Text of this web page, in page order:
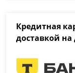
Кредитная
доставкой